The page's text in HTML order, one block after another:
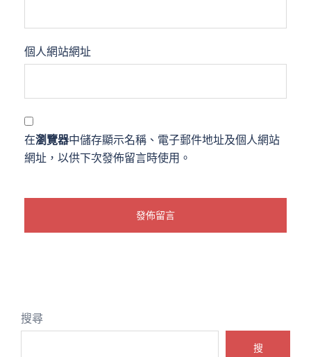
個人網站網址
在瀏覽器中儲存顯示名稱、電子郵件地址及個人網站
網址，以供下次發佈留言時使用。
搜尋
搜